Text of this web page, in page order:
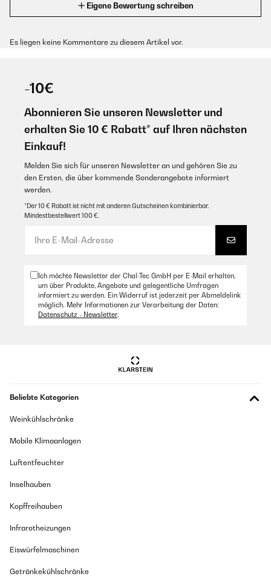
Eigene Bewertung schreiben
Es liegen keine Kommentare zu diesem Artikel vor.
-10€
Abonnieren Sie unseren Newsletter und
erhalten Sie 10 € Rabatt* auf Ihren nächsten
Einkauf!
Melden Sie sich für unseren Newsletter an und gehören Sie zu
den Ersten, die über kommende Sonderangebote informiert
werden.
*Der 10 € Rabatt ist nicht mit anderen Gutscheinen kombinierbar.
Mindestbestellwert 100 €.
Ich möchte Newsletter der Chal-Tec GmbH per E-Mail erhalten,
um über Produkte, Angebote und gelegentliche Umfragen
informiert zu werden. Ein Widerruf ist jederzeit per Abmeldelink
möglich. Mehr Informationen zur Verarbeitung der Daten:
Datenschutz - Newsletter.
Beliebte Kategorien
Weinkühlschränke
Mobile Klimaanlagen
Luftentfeuchter
Inselhauben
Kopffreihauben
Infrarotheizungen
Eiswürfelmaschinen
Getränkekühlschränke